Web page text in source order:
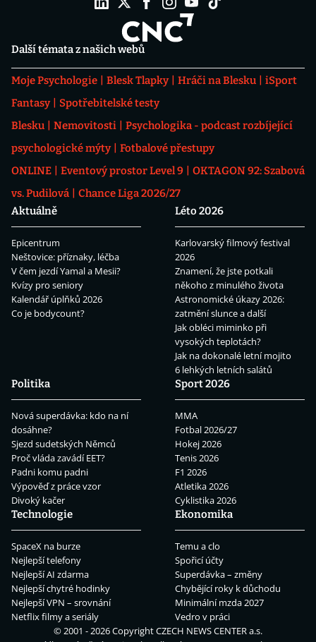
Další témata z našich webů
Moje Psychologie Blesk Tlapky Hráči na Blesku
iSport
Fantasy
Spotřebitelské testy
Blesku
Nemovitosti
Psychologika - podcast rozbíjející
psychologické mýty
Fotbalové přestupy
ONLINE
Eventový prostor Level 9
OKTAGON 92: Szabová
vs. Pudilová
Chance Liga 2026/27
Aktuálně
Epicentrum
Neštovice: příznaky, léčba
V čem jezdí Yamal a Mesii?
Kvízy pro seniory
Kalendář úplňků 2026
Co je bodycount?
Léto 2026
Karlovarský filmový festival
2026
Znamení, že jste potkali
někoho z minulého života
Astronomické úkazy 2026:
zatmění slunce a další
Jak obléci miminko při
vysokých teplotách?
Jak na dokonalé letní mojito
6 lehkých letních salátů
Politika
Nová superdávka: kdo na ní
dosáhne?
Sjezd sudetských Němců
Proč vláda zavádí EET?
Padni komu padni
Výpověď z práce vzor
Divoký kačer
Sport 2026
MMA
Fotbal 2026/27
Hokej 2026
Tenis 2026
F1 2026
Atletika 2026
Cyklistika 2026
Technologie
SpaceX na burze
Nejlepší telefony
Nejlepší AI zdarma
Nejlepší chytré hodinky
Nejlepší VPN – srovnání
Netflix filmy a seriály
Ekonomika
Temu a clo
Spořicí účty
Superdávka – změny
Chybějící roky k důchodu
Minimální mzda 2027
Vedro v práci
© 2001 - 2026 CopyrightCZECH NEWS CENTER a.s.